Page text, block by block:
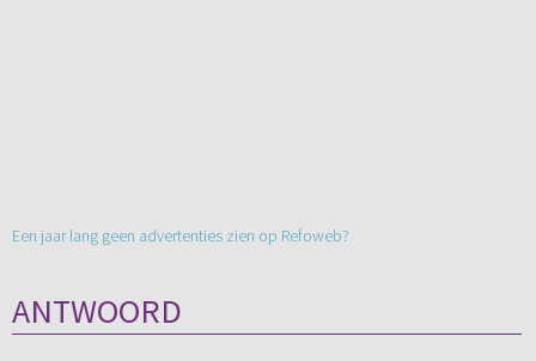
Een jaar lang geen advertenties zien op Refoweb?
ANTWOORD